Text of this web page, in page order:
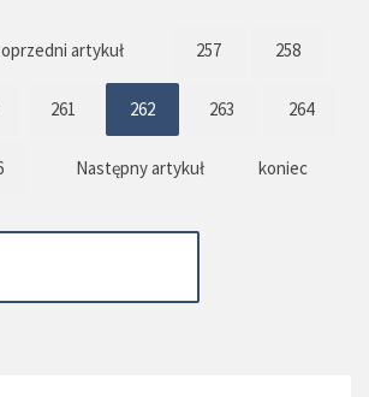
artykuł 257 258
261 262 263 264
Następny artykuł koniec